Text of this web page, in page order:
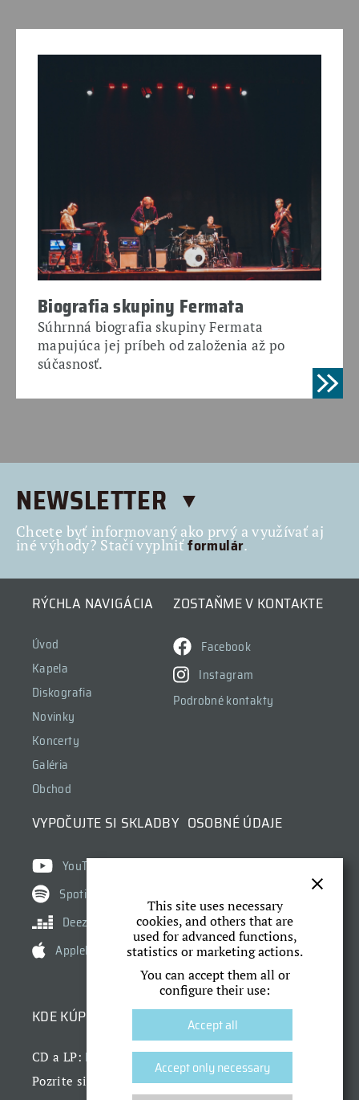
Biografia skupiny Fermata
Súhrnná biografia skupiny Fermata
mapujúca jej príbeh od založenia až po
súčasnosť.
This site uses necessary
cookies, and others that are
used for advanced functions,
statistics or marketing actions.
You can accept them all or
configure their use:
Accept all
Accept only necessary
NEWSLETTER
Chcete byť informovaný ako prvý a využívať aj
iné výhody? Stačí vyplniťformulár.
RÝCHLA NAVIGÁCIA
Úvod
Kapela
Diskografia
Novinky
Koncerty
Galéria
Obchod
ZOSTAŇME V KONTAKTE
Facebook
Instagram
Podrobné kontakty
VYPOČUJTE SI SKLADBY
YouTube
Spotify
Deezer
AppleMusic
KDE KÚPIŤ
CD a LP: Dr. Horák
Pozrite si aj náš obchod
OSOBNÉ ÚDAJE
Ochrana osobných údajov
Nastavenie cookies